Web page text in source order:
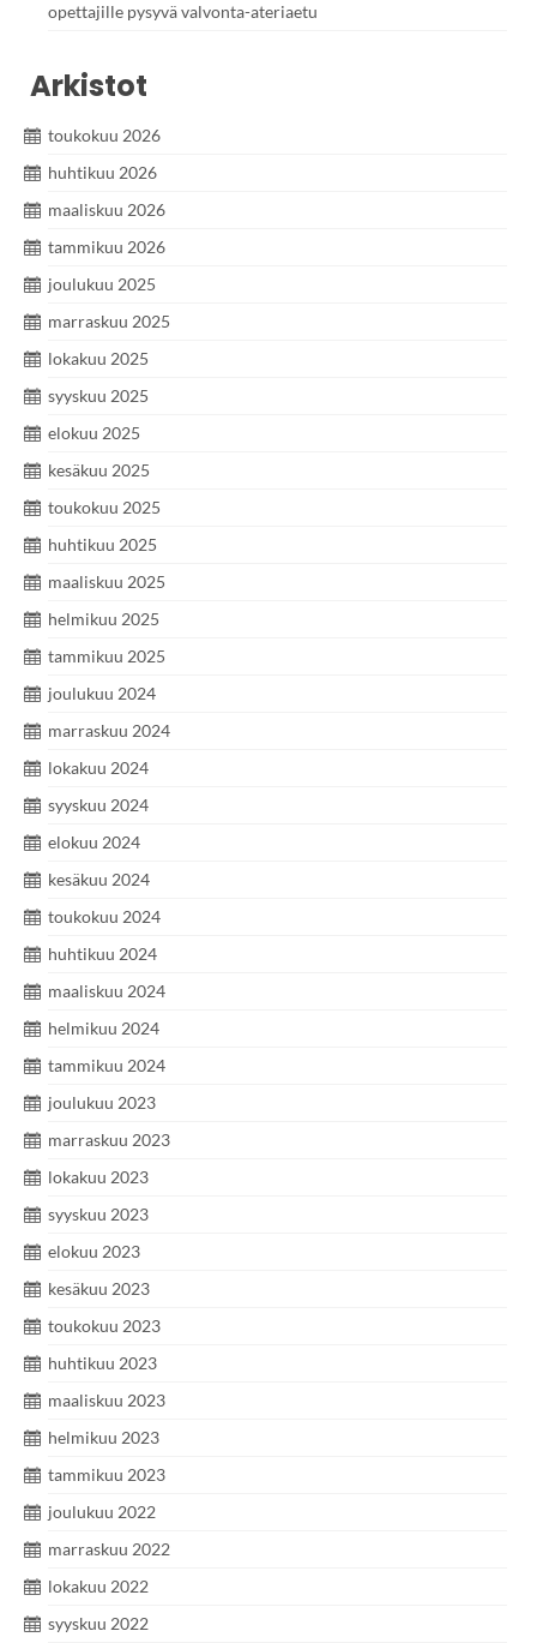
opettajille pysyvä valvonta-ateriaetu
Arkistot
toukokuu 2026
huhtikuu 2026
maaliskuu 2026
tammikuu 2026
joulukuu 2025
marraskuu 2025
lokakuu 2025
syyskuu 2025
elokuu 2025
kesäkuu 2025
toukokuu 2025
huhtikuu 2025
maaliskuu 2025
helmikuu 2025
tammikuu 2025
joulukuu 2024
marraskuu 2024
lokakuu 2024
syyskuu 2024
elokuu 2024
kesäkuu 2024
toukokuu 2024
huhtikuu 2024
maaliskuu 2024
helmikuu 2024
tammikuu 2024
joulukuu 2023
marraskuu 2023
lokakuu 2023
syyskuu 2023
elokuu 2023
kesäkuu 2023
toukokuu 2023
huhtikuu 2023
maaliskuu 2023
helmikuu 2023
tammikuu 2023
joulukuu 2022
marraskuu 2022
lokakuu 2022
syyskuu 2022